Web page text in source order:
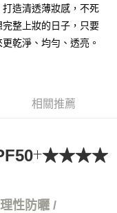
請聯繫「AFTEE先享後付
support/home
失，本公司不負相關責
之用戶狀況，依本公司即
造清透薄妝感，不死
整上妝的日子，只要
乾淨、均勻、透亮。
相關推薦
十★★★★
性防曬 /